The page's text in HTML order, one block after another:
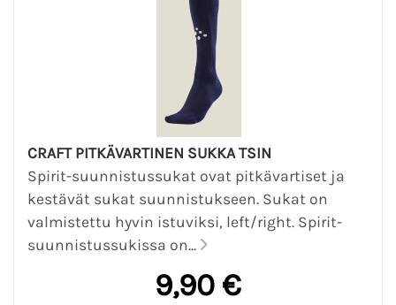
CRAFT PITKÄVARTINEN SUKKA TSIN
Spirit-suunnistussukat ovat pitkävartiset ja
kestävät sukat suunnistukseen. Sukat on
valmistettu hyvin istuviksi, left/right. Spirit-
suunnistussukissa on...
9,90 €